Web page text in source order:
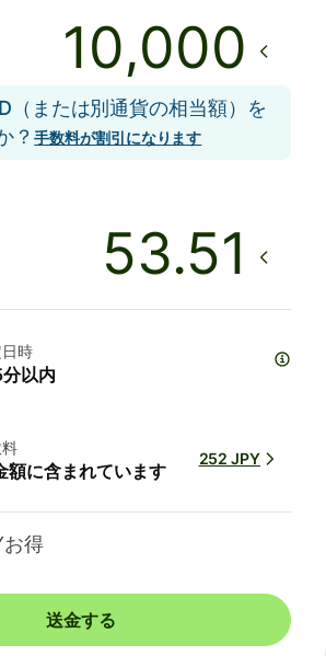
（または別通貨の相当額）を
？手数料が割引になります
時
以内
額に含まれています
252 JPY
得
送金する